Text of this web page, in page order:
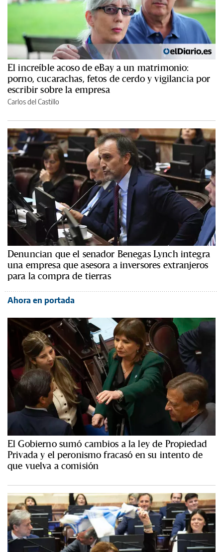
El increíble acoso de eBay a un matrimonio:
porno, cucarachas, fetos de cerdo y vigilancia por
escribir sobre la empresa
Carlos del Castillo
Denuncian que el senador Benegas Lynch integra
una empresa que asesora a inversores extranjeros
para la compra de tierras
Ahora en portada
El Gobierno sumó cambios a la ley de Propiedad
Privada y el peronismo fracasó en su intento de
que vuelva a comisión